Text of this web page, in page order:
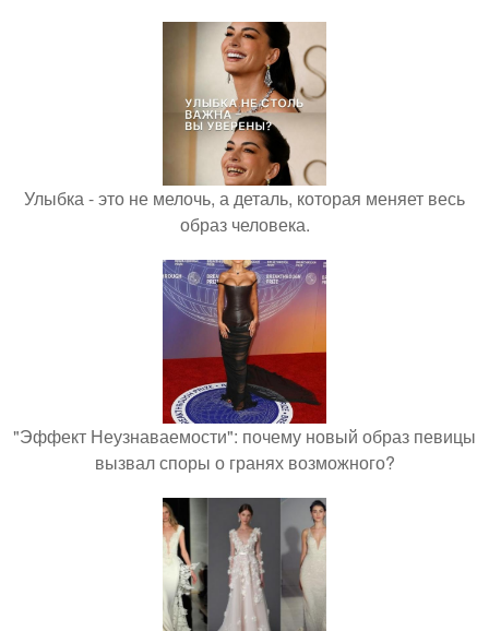
Улыбка - это не мелочь, а деталь, которая меняет весь
образ человека.
"Эффект Неузнаваемости": почему новый образ певицы
вызвал споры о гранях возможного?